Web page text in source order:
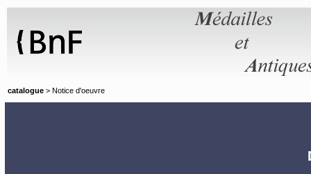
catalogue > Notice d'oeuvre